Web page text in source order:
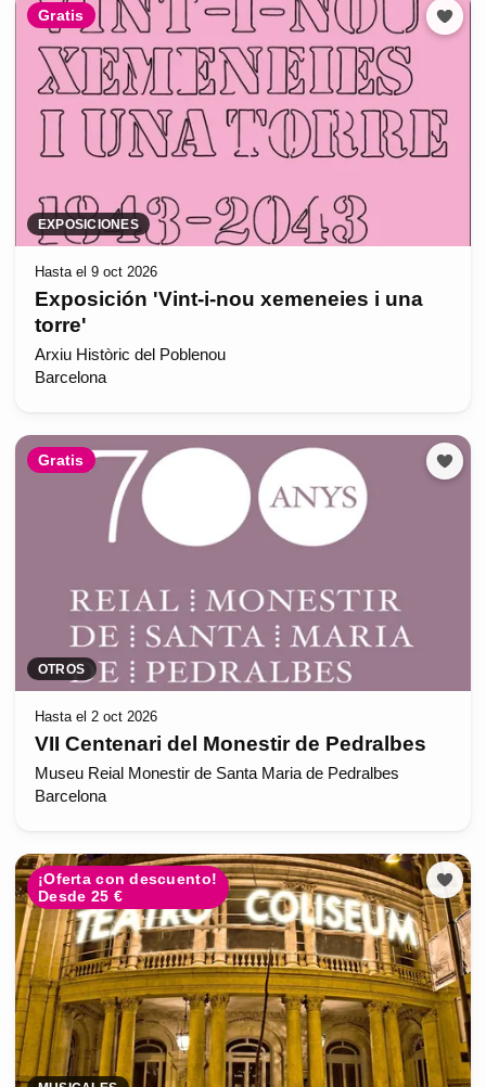
Gratis
EXPOSICIONES
Hasta el 9 oct 2026
Exposición 'Vint-i-nou xemeneies i una
torre'
Arxiu Històric del Poblenou
Barcelona
Gratis
OTROS
Hasta el 2 oct 2026
VII Centenari del Monestir de Pedralbes
Museu Reial Monestir de Santa Maria de Pedralbes
Barcelona
¡Oferta con descuento!
Desde 25 €